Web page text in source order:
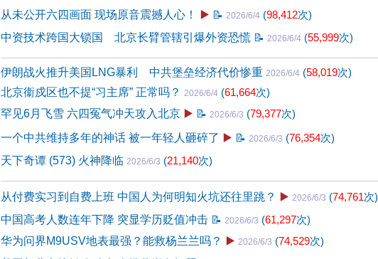
从未公开六四画面 现场原音震撼人心！
▶️ 📝 2026/6/4 (98,412次)
中资技术跨国大锁国 北京长臂管辖引爆外资恐慌 📝 2026/6/4 (55,999次)
伊朗战火推升美国LNG暴利 中共堡垒经济代价惨重 2026/6/4 (58,019次)
北京衞戍区也不提“习主席” 正常吗？ 2026/6/4 (61,664次)
罕见6月飞雪 六四冤气冲天攻入北京 ▶️ 📝 2026/6/3 (79,377次)
一个中共维持多年的神话 被一年轻人砸碎了 ▶️ 📝 2026/6/3 (76,354次)
天下奇谭 (573) 火神降临 2026/6/3 (21,140次)
从付费实习到自费上班 中国人为何明知火坑还往里跳？ ▶️ 2026/6/3 (74,761次)
中国高考人数连年下降 突显学历贬值冲击 📝 2026/6/3 (61,297次)
华为问界M9USV地表最强？能救杨兰兰吗？ ▶️ 2026/6/3 (74,529次)